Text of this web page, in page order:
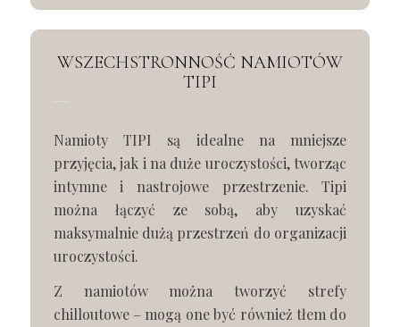
WSZECHSTRONNOŚĆ NAMIOTÓW
TIPI
Namioty TIPI są idealne na mniejsze
przyjęcia, jak i na duże uroczystości, tworząc
intymne i nastrojowe przestrzenie. Tipi
można łączyć ze sobą, aby uzyskać
maksymalnie dużą przestrzeń do organizacji
uroczystości.
Z namiotów można tworzyć strefy
chilloutowe – mogą one być również tłem do